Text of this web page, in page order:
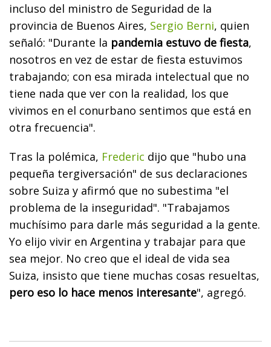
incluso del ministro de Seguridad de la
provincia de Buenos Aires, Sergio Berni, quien
señaló: "Durante la pandemia estuvo de fiesta,
nosotros en vez de estar de fiesta estuvimos
trabajando; con esa mirada intelectual que no
tiene nada que ver con la realidad, los que
vivimos en el conurbano sentimos que está en
otra frecuencia".
Tras la polémica, Frederic dijo que "hubo una
pequeña tergiversación" de sus declaraciones
sobre Suiza y afirmó que no subestima "el
problema de la inseguridad". "Trabajamos
muchísimo para darle más seguridad a la gente.
Yo elijo vivir en Argentina y trabajar para que
sea mejor. No creo que el ideal de vida sea
Suiza, insisto que tiene muchas cosas resueltas,
pero eso lo hace menos interesante", agregó.